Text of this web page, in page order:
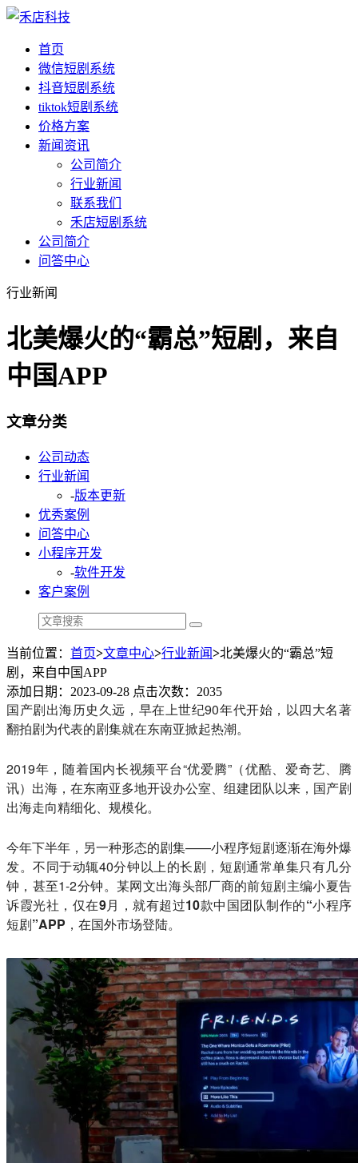
首页
微信短剧系统
抖音短剧系统
tiktok短剧系统
价格方案
新闻资讯
公司简介
行业新闻
联系我们
禾店短剧系统
公司简介
问答中心
行业新闻
北美爆火的“霸总”短剧，来自
中国APP
文章分类
公司动态
行业新闻
-版本更新
优秀案例
问答中心
小程序开发
-软件开发
客户案例
当前位置： 首页>文章中心>行业新闻>北美爆火的“霸总”短
剧，来自中国APP
添加日期：2023-09-28 点击次数：2035
国产剧出海历史久远，早在上世纪90年代开始，以四大名著
翻拍剧为代表的剧集就在东南亚掀起热潮。
2019年，随着国内长视频平台“优爱腾”（优酷、爱奇艺、腾
讯）出海，在东南亚多地开设办公室、组建团队以来，国产剧
出海走向精细化、规模化。
今年下半年，另一种形态的剧集——小程序短剧逐渐在海外爆
发。不同于动辄40分钟以上的长剧，短剧通常单集只有几分
钟，甚至1-2分钟。某网文出海头部厂商的前短剧主编小夏告
诉霞光社， 仅在9月，就有超过10款中国团队制作的“小程序
短剧”APP，在国外市场登陆。